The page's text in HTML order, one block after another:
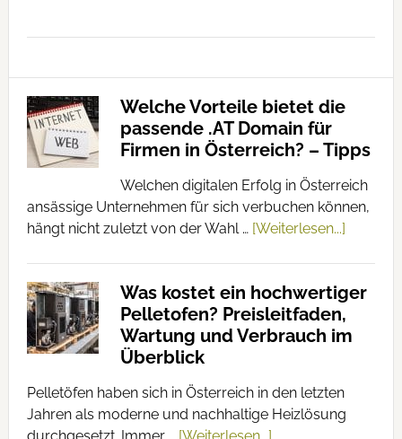
Welche Vorteile bietet die
passende .AT Domain für
Firmen in Österreich? – Tipps
Welchen digitalen Erfolg in Österreich
ansässige Unternehmen für sich verbuchen können,
hängt nicht zuletzt von der Wahl … [Weiterlesen...]
Was kostet ein hochwertiger
Pelletofen? Preisleitfaden,
Wartung und Verbrauch im
Überblick
Pelletöfen haben sich in Österreich in den letzten
Jahren als moderne und nachhaltige Heizlösung